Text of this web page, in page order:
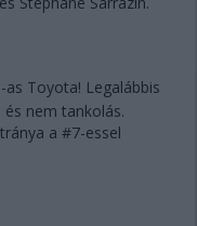
Toyota! Legalábbis
nem tankolás.
a #7-essel